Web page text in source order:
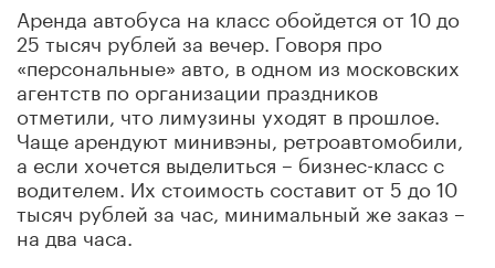
Аренда автобуса на класс обойдется от 10 до
25 тысяч рублей за вечер. Говоря про
«персональные» авто, в одном из московских
агентств по организации праздников
отметили, что лимузины уходят в прошлое.
Чаще арендуют минивэны, ретроавтомобили,
а если хочется выделиться – бизнес-класс с
водителем. Их стоимость составит от 5 до 10
тысяч рублей за час, минимальный же заказ –
на два часа.